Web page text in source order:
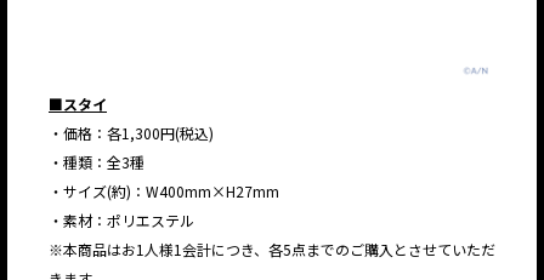
■スタイ
・価格：各1,300円(税込)
・種類：全3種
・サイズ(約)：W400mm×H27mm
・素材：ポリエステル
※本商品はお1人様1会計につき、各5点までのご購入とさせていただ